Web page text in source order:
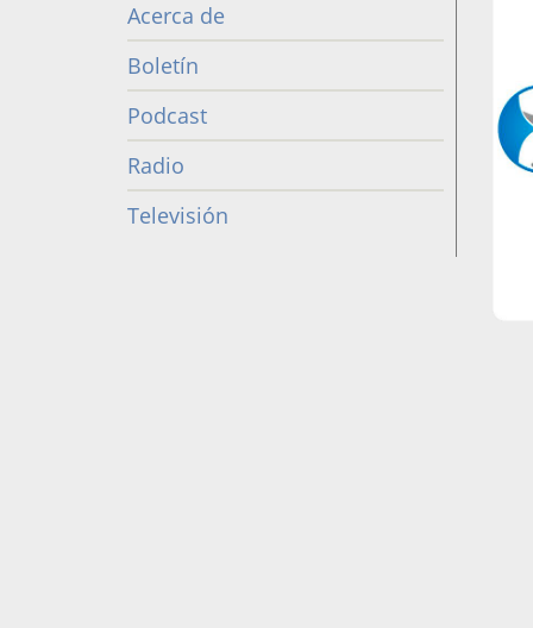
Momento
Económico
Menú
Acerca de
Boletín
Podcast
Radio
Televisión